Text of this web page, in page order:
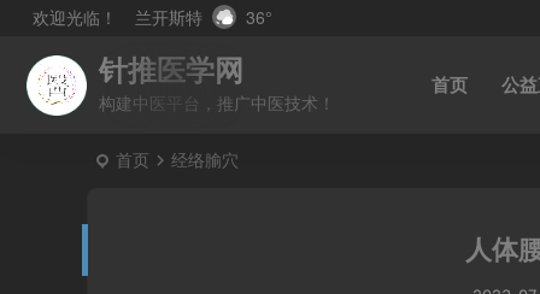
欢迎光临！ 兰开斯特 36°
针推医学网
构建中医平台，推广中医技术！
首页 公
首页 经络腧穴
人体